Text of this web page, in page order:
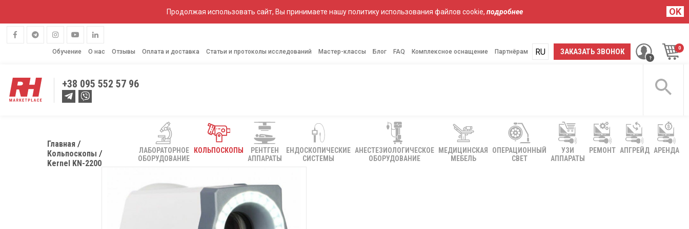
Продолжая использовать сайт, Вы принимаете нашу политику использования файлов cookie, подробнее OK
Обучение О нас Отзывы Оплата и доставка Статьи и протоколы исследований Мастер-классы Блог FAQ Комплексное оснащение Партнёрам ЗАКАЗАТЬ ЗВОНОК
RU
UA
+38 095 552 57 96
ЛАБОРАТОРНОЕ
ОБОРУДОВАНИЕ
КОЛЬПОСКОПЫ
РЕНТГЕН
АППАРАТЫ
ЕНДОСКОПИЧЕСКИЕ
СИСТЕМЫ
АНЕСТЕЗИОЛОГИЧЕСКОЕ
ОБОРУДОВАНИЕ
МЕДИЦИНСКАЯ
МЕБЕЛЬ
ОПЕРАЦИОННЫЙ
СВЕТ
УЗИ
АППАРАТЫ
РЕМОНТ АПГРЕЙД АРЕНДА
Главная
Кольпоскопы
Kernel KN-2200